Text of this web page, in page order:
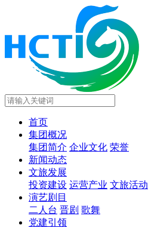
首页
集团概况
集团简介 企业文化 荣誉
新闻动态
文旅发展
投资建设 运营产业 文旅活动
演艺剧目
二人台 晋剧 歌舞
党建引领